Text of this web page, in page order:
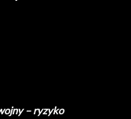
– ryzyko